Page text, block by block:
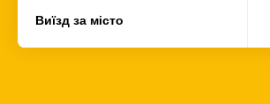
Виїзд за місто